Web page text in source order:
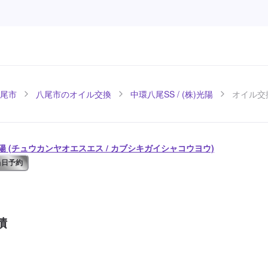
市 八尾市のオイル交換 中環八尾SS / (株)光陽 オイル交
(チュウカンヤオエスエス / カブシキガイシャコウヨウ)
予約